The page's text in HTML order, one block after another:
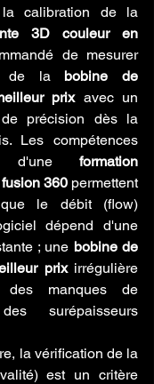
3D couleur en
de mesurer
de la bobine de
prix avec un
précision dès la
Les compétences
d'une formation
360 permettent
le débit (flow)
dépend d'une
; une bobine de
prix irrégulière
des manques de
surépaisseurs
la vérification de la
est un critère